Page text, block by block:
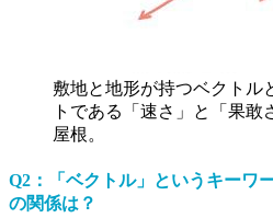
敷地と地形が持つベクトル
トである「速さ」と「果敢
屋根。
Q2：「ベクトル」というキーワ
の関係は？